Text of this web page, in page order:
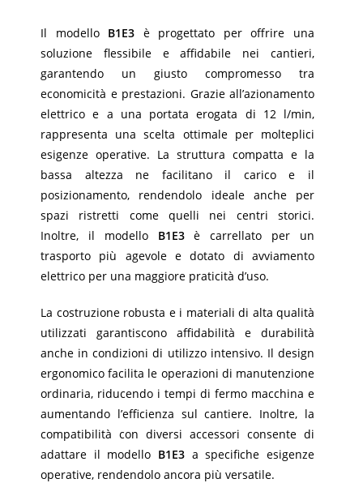
Il modello B1E3 è progettato per offrire una
soluzione flessibile e affidabile nei cantieri,
garantendo un giusto compromesso tra
economicità e prestazioni. Grazie all’azionamento
elettrico e a una portata erogata di 12 l/min,
rappresenta una scelta ottimale per molteplici
esigenze operative. La struttura compatta e la
bassa altezza ne facilitano il carico e il
posizionamento, rendendolo ideale anche per
spazi ristretti come quelli nei centri storici.
Inoltre, il modello B1E3è carrellato per un
trasporto più agevole e dotato di avviamento
elettrico per una maggiore praticità d’uso.
La costruzione robusta e i materiali di alta qualità
utilizzati garantiscono affidabilità e durabilità
anche in condizioni di utilizzo intensivo. Il design
ergonomico facilita le operazioni di manutenzione
ordinaria, riducendo i tempi di fermo macchina e
aumentando l’efficienza sul cantiere. Inoltre, la
compatibilità con diversi accessori consente di
adattare il modello B1E3 a specifiche esigenze
operative, rendendolo ancora più versatile.